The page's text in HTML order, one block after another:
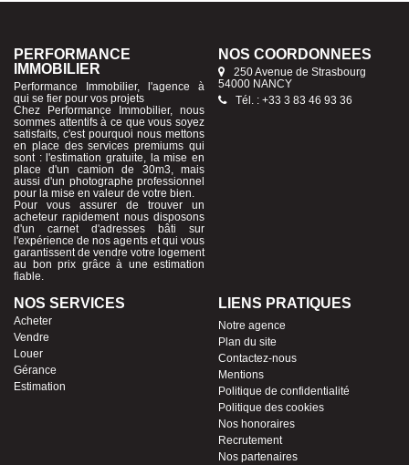
PERFORMANCE
IMMOBILIER
Performance Immobilier, l'agence à
qui se fier pour vos projets
Chez Performance Immobilier, nous
sommes attentifs à ce que vous soyez
satisfaits, c'est pourquoi nous mettons
en place des services premiums qui
sont : l'estimation gratuite, la mise en
place d'un camion de 30m3, mais
aussi d'un photographe professionnel
pour la mise en valeur de votre bien.
Pour vous assurer de trouver un
acheteur rapidement nous disposons
d'un carnet d'adresses bâti sur
l'expérience de nos agents et qui vous
garantissent de vendre votre logement
au bon prix grâce à une estimation
fiable.
NOS COORDONNÉES
250 Avenue de Strasbourg
54000 NANCY
Tél. : +33 3 83 46 93 36
NOS SERVICES
Acheter
Vendre
Louer
Gérance
Estimation
LIENS PRATIQUES
Notre agence
Plan du site
Contactez-nous
Mentions
Politique de confidentialité
Politique des cookies
Nos honoraires
Recrutement
Nos partenaires